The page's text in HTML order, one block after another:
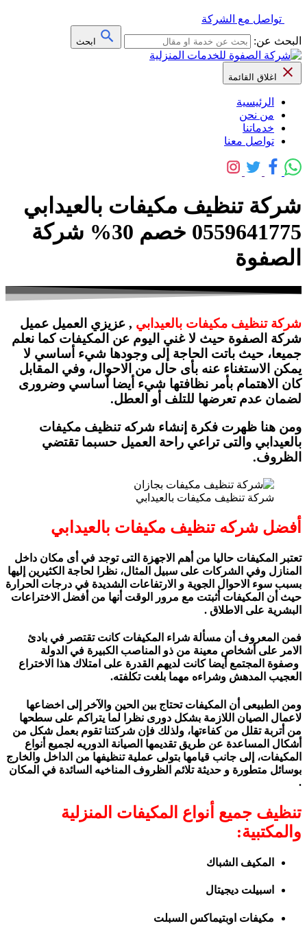
تواصل مع الشركة
البحث عن:
ابحث
اغلاق القائمة
الرئيسية
من نحن
خدماتنا
تواصل معنا
شركة تنظيف مكيفات بالعيدابي
0559641775 خصم 30% شركة
الصفوة
شركة تنظيف مكيفات بالعيدابي , عزيزي العميل عميل
شركة الصفوة حيث لا غني اليوم عن المكيفات كما نعلم
جميعا، حيث باتت الحاجة إلى وجودها شيء أساسي لا
يمكن الاستغناء عنه بأى حال من الاحوال، وفي المقابل
كان الاهتمام بأمر نظافتها شيء أيضا أساسي وضرورى
لضمان عدم تعرضها للتلف أو العطل.
ومن هنا ظهرت فكرة إنشاء شركه تنظيف مكيفات
بالعيدابي والتى تراعي راحة العميل حسبما تقتضي
الظروف.
شركة تنظيف مكيفات بالعيدابي
أفضل شركه تنظيف مكيفات بالعيدابي
تعتبر المكيفات حاليا من أهم الاجهزة التى توجد في أى مكان داخل
المنازل وفي الشركات على سبيل المثال، نظرا لحاجة الكثيرين إليها
بسبب سوء الاحوال الجوية و الارتفاعات الشديدة في درجات الحرارة
حيث أن المكيفات أثبتت مع مرور الوقت أنها من أفضل الاختراعات
البشرية على الاطلاق .
فمن المعروف أن مسألة شراء المكيفات كانت تقتصر في بادئ
الامر على أشخاص معينة من ذو المناصب الكبيرة في الدولة
وصفوة المجتمع أيضا كانت لديهم القدرة على امتلاك هذا الاختراع
العجيب المدهش وشراءه مهما بلغت تكلفته.
ومن الطبيعى أن المكيفات تحتاج بين الحين والآخر إلى اخضاعها
لاعمال الصيان اللازمة بشكل دورى نظرا لما يتراكم على سطحها
من أتربة تقلل من كفاءتها، ولذلك فإن شركتنا تقوم بعمل شكل من
أشكال المساعدة عن طريق تقديمها الصيانة الدوريه لجميع أنواع
المكيفات، إلى جانب قيامها بتولى عملية تنظيفها من الداخل والخارج
بوسائل متطورة و حديثة تلائم الظروف المناخيه السائدة في المكان
.
تنظيف جميع أنواع المكيفات المنزلية
والمكتبية:
المكيف الشباك
اسبيلت ديجيتال
مكيفات اوبتيماكس السبلت